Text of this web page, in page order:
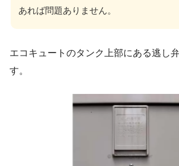
あれば問題ありません。
エコキュートのタンク上部にある逃し
す。